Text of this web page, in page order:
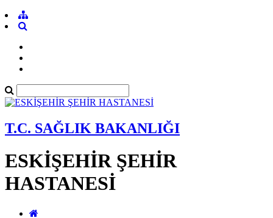
T.C. SAĞLIK BAKANLIĞI
ESKİŞEHİR ŞEHİR
HASTANESİ